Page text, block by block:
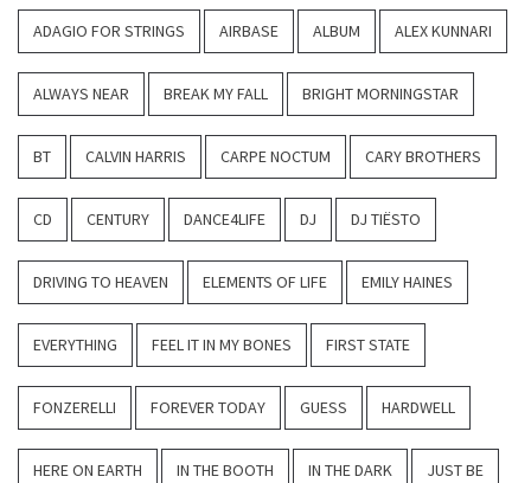
ADAGIO FOR STRINGS AIRBASE ALBUM ALEX KUNNARI
ALWAYS NEAR BREAK MY FALL BRIGHT MORNINGSTAR
BT CALVIN HARRIS CARPE NOCTUM CARY BROTHERS
CD CENTURY DANCE4LIFE DJ DJ TIËSTO
DRIVING TO HEAVEN ELEMENTS OF LIFE EMILY HAINES
EVERYTHING FEEL IT IN MY BONES FIRST STATE
FONZERELLI FOREVER TODAY GUESS HARDWELL
HERE ON EARTH IN THE BOOTH IN THE DARK JUST BE